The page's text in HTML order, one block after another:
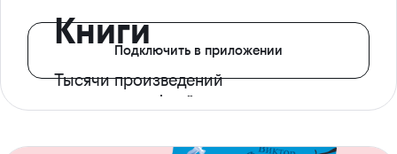
Книги
Тысячи произведений
с доступом офлайн
Подключить в приложении